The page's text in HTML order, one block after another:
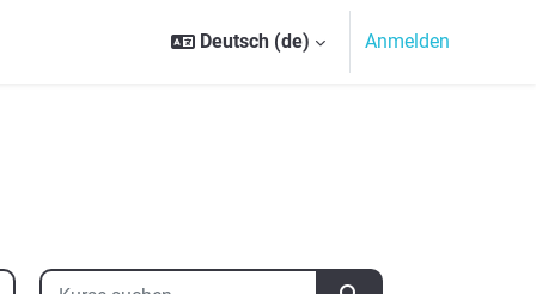
Deutsch ‎(de)‎ Anmelden